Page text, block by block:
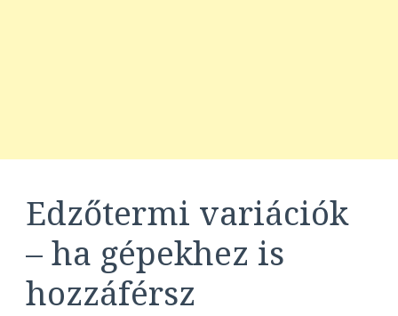
Edzőtermi variációk
– ha gépekhez is
hozzáférsz